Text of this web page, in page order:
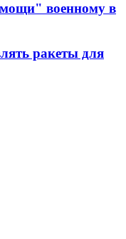
военному в
ракеты для